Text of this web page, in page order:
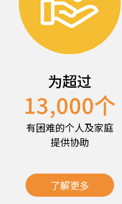
为超过
13,000个
有困难的个人及家庭
提供协助
了解更多